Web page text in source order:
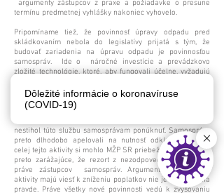
argumenty zástupcov z praxe a požiadavke o presune
termínu predmetnej vyhlášky nakoniec vyhovelo.
Pripomíname tiež, že povinnosť úpravy odpadu pred
skládkovaním nebola do legislatívy prijatá s tým, že
budovať zariadenia na úpravu odpadu je povinnosťou
samospráv. Ide o náročné investície a prevádzkovo
zložité technológie, ktoré, aby fungovali účelne, vyžadujú
povinnostiach, ktoré samosprávy musia zvládať, nebolo v
ich možnostiach púšťať sa do takýchto zložitých procesov.
Túto aktivitu preto prenechali na odborný súkromný
nestihol túto službu samosprávam ponúknuť. Samosprávy
preto dlhodobo apelovali na nutnosť odkladu. Priebeh
celej tejto aktivity si mohlo MŽP SR priebežne mapovať. Je
preto zarážajúce, že rezort z nezodpovednosti obviňuje
práve zástupcov samospráv. Argumentácia, že tieto
aktivity majú viesť k zníženiu poplatkov nie je založená na
pravde. Práve všetky nové povinnosti vedú k zvyšovaniu
Dôležité informácie o koronavíruse
(COVID-19)